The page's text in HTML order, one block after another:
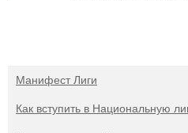
Манифест Лиги
Как вступить в Национальную